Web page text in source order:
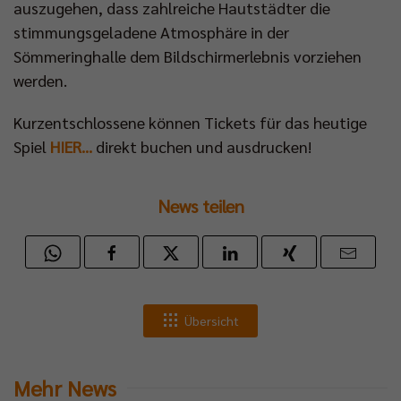
auszugehen, dass zahlreiche Hautstädter die
stimmungsgeladene Atmosphäre in der
Sömmeringhalle dem Bildschirmerlebnis vorziehen
werden.
Kurzentschlossene können Tickets für das heutige
Spiel HIER... direkt buchen und ausdrucken!
News teilen
Übersicht
Mehr News